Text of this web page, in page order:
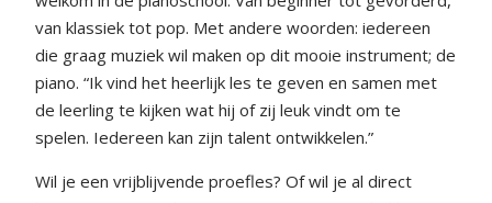
van klassiek tot pop. Met andere woorden: iedereen
die graag muziek wil maken op dit mooie instrument; de
piano. “Ik vind het heerlijk les te geven en samen met
de leerling te kijken wat hij of zij leuk vindt om te
spelen. Iedereen kan zijn talent ontwikkelen.”
Wil je een vrijblijvende proefles? Of wil je al direct